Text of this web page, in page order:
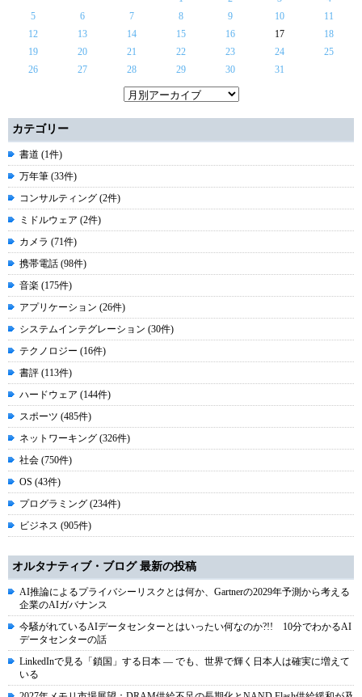
5
6 7 8 9 10
11
12
13 14 15 16 17
18
19
20 21 22 23 24
25
26
27 28 29 30 31
カテゴリー
書道 (1件)
万年筆 (33件)
コンサルティング (2件)
ミドルウェア (2件)
カメラ (71件)
携帯電話 (98件)
音楽 (175件)
アプリケーション (26件)
システムインテグレーション (30件)
テクノロジー (16件)
書評 (113件)
ハードウェア (144件)
スポーツ (485件)
ネットワーキング (326件)
社会 (750件)
OS (43件)
プログラミング (234件)
ビジネス (905件)
オルタナティブ・ブログ 最新の投稿
AI推論によるプライバシーリスクとは何か、Gartnerの2029年予測から考える
企業のAIガバナンス
今騒がれているAIデータセンターとはいったい何なのか?!! 10分でわかるAI
データセンターの話
LinkedInで見る「鎖国」する日本 ― でも、世界で輝く日本人は確実に増えて
いる